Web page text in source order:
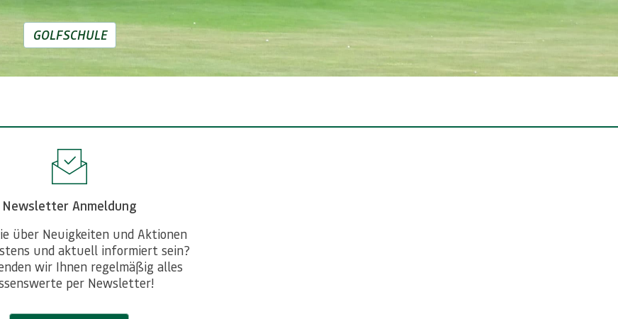
GOLFSCHULE
Newsletter Anmeldung
über Neuigkeiten und Aktionen
und aktuell informiert sein?
wir Ihnen regelmäßig alles
per Newsletter!